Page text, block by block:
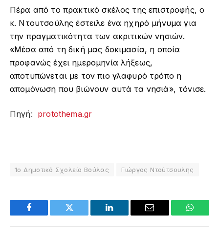
Πέρα από το πρακτικό σκέλος της επιστροφής, ο
κ. Ντουτσούλης έστειλε ένα ηχηρό μήνυμα για
την πραγματικότητα των ακριτικών νησιών.
«Μέσα από τη δική μας δοκιμασία, η οποία
προφανώς έχει ημερομηνία λήξεως,
αποτυπώνεται με τον πιο γλαφυρό τρόπο η
απομόνωση που βιώνουν αυτά τα νησιά», τόνισε.
Πηγή: protothema.gr
1ο Δημοτικό Σχολείο Βούλας Γιώργος Ντούτσουλης
Facebook Twitter LinkedIn Email